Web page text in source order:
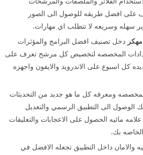
على افضل طريقه للوصول الى الصور
سهله وسريعه لا تتطلب اي مهارات.
دخل تصنيف افضل البرامج والمؤثرات
المخصصه لتخصيص كل مرشح تعرف على
كل اسبوع على الاندرويد والايفون واجهزه
ومعرفه كل ما هو جديد من التحديثات
الوصول الى التطبيق الرسمي والتعديل
مائيه الحصول على الاعجابات والتعليقات
بك.
والامان داخل التطبيق تجعله الافضل في